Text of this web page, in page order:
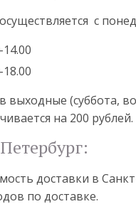
с
14.00
18.00
выходные (суббота,
на 200 рублей.
доставки в
по доставке.